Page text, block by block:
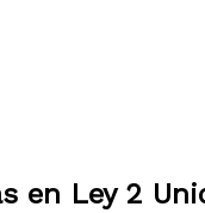
en Ley 2